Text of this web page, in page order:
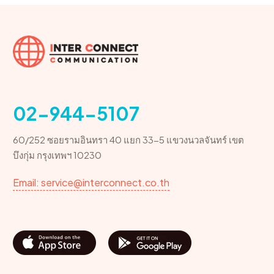
02-944-5107
60/252 ซอยรามอินทรา 40 แยก 33-5 แขวงนวลจันทร์ เขต
บึงกุ่ม กรุงเทพฯ 10230
Email: service@interconnect.co.th